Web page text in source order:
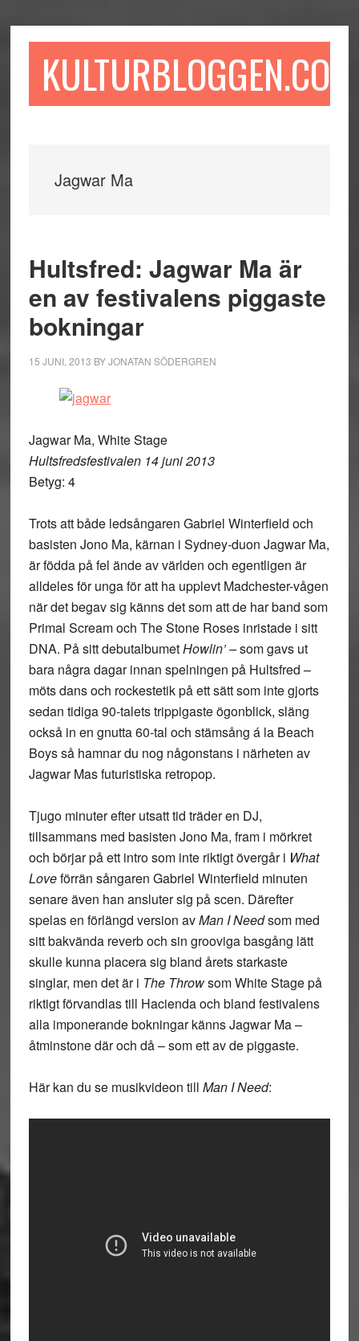
till
till
sidofältet
till
KULTURBLOGGEN.COM
Jagwar Ma
Hultsfred: Jagwar Ma är
en av festivalens piggaste
bokningar
15 JUNI, 2013 BYJONATAN SÖDERGREN
Jagwar Ma, White Stage
Hultsfredsfestivalen 14 juni 2013
Betyg: 4
Trots att både ledsångaren Gabriel Winterfield och
basisten Jono Ma, kärnan i Sydney-duon Jagwar Ma,
är födda på fel ände av världen och egentligen är
alldeles för unga för att ha upplevt Madchester-vågen
när det begav sig känns det som att de har band som
Primal Scream och The Stone Roses inristade i sitt
DNA. På sitt debutalbumetHowlin’ –som gavs ut
bara några dagar innan spelningen på Hultsfred –
möts dans och rockestetik på ett sätt som inte gjorts
sedan tidiga 90-talets trippigaste ögonblick, släng
också in en gnutta 60-tal och stämsång á la Beach
Boys så hamnar du nog någonstans i närheten av
Jagwar Mas futuristiska retropop.
Tjugo minuter efter utsatt tid träder en DJ,
tillsammans med basisten Jono Ma, fram i mörkret
och börjar på ett intro som inte riktigt övergår i What
Loveförrän sångaren Gabriel Winterfield minuten
senare även han ansluter sig på scen. Därefter
spelas en förlängd version avMan I Needsom med
sitt bakvända reverb och sin grooviga basgång lätt
skulle kunna placera sig bland årets starkaste
singlar, men det är i The Throwsom White Stage på
riktigt förvandlas till Hacienda och bland festivalens
alla imponerande bokningar känns Jagwar Ma –
åtminstone där och då – som ett av de piggaste.
Här kan du se musikvideon till Man I Need: